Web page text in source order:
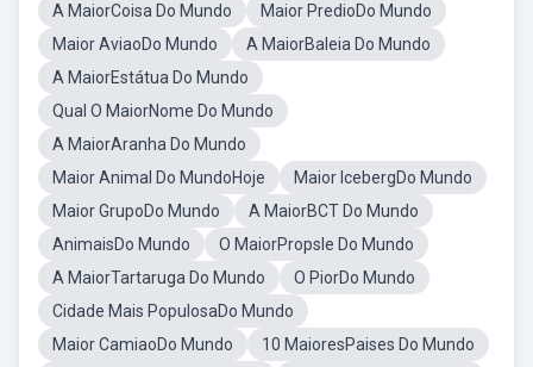
A MaiorCoisa Do Mundo
Maior PredioDo Mundo
Maior AviaoDo Mundo
A MaiorBaleia Do Mundo
A MaiorEstátua Do Mundo
Qual O MaiorNome Do Mundo
A MaiorAranha Do Mundo
Maior Animal Do MundoHoje
Maior IcebergDo Mundo
Maior GrupoDo Mundo
A MaiorBCT Do Mundo
AnimaisDo Mundo
O MaiorPropsle Do Mundo
A MaiorTartaruga Do Mundo
O PiorDo Mundo
Cidade Mais PopulosaDo Mundo
Maior CamiaoDo Mundo
10 MaioresPaises Do Mundo